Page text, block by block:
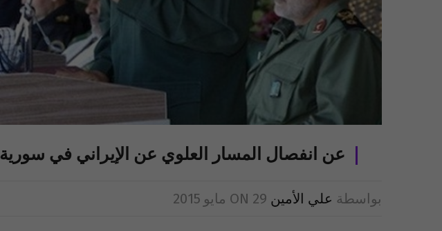
عن انفصال المسار العلوي عن الإيراني في سورية
بواسطة علي الأمين ON 29 مايو 2015